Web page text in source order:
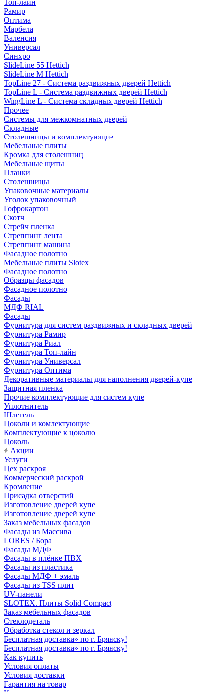
Топ-лайн
Рамир
Оптима
Марбела
Валенсия
Универсал
Синхро
SlideLine 55 Hettich
SlideLine M Hettich
TopLine 27 - Система раздвижных дверей Hettich
TopLine L - Система раздвижных дверей Hettich
WingLine L - Система складных дверей Hettich
Прочее
Системы для межкомнатных дверей
Складные
Столешницы и комплектующие
Мебельные плиты
Кромка для столешниц
Мебельные щиты
Планки
Столешницы
Упаковочные материалы
Уголок упаковочный
Гофрокартон
Скотч
Стрейч пленка
Стреппинг лента
Стреппинг машина
Фасадное полотно
Мебельные плиты Slotex
Фасадное полотно
Образцы фасадов
Фасадное полотно
Фасады
МДФ RIAL
Фасады
Фурнитура для систем раздвижных и складных дверей
Фурнитура Рамир
Фурнитура Риал
Фурнитура Топ-лайн
Фурнитура Универсал
Фурнитура Оптима
Декоративные материалы для наполнения дверей-купе
Защитная пленка
Прочие комплектующие для систем купе
Уплотнитель
Шлегель
Цоколи и комлектующие
Комплектующие к цоколю
Цоколь
Акции
Услуги
Цех раскроя
Коммерческий раскрой
Кромление
Присадка отверстий
Изготовление дверей купе
Изготовление дверей купе
Заказ мебельных фасадов
Фасады из Массива
LORES / Бора
Фасады МДФ
Фасады в плёнке ПВХ
Фасады из пластика
Фасады МДФ + эмаль
Фасады из TSS плит
UV-панели
SLOTEX. Плиты Solid Compact
Заказ мебельных фасадов
Стеклодеталь
Обработка стекол и зеркал
Бесплатная доставка» по г. Брянску!
Бесплатная доставка» по г. Брянску!
Как купить
Условия оплаты
Условия доставки
Гарантия на товар